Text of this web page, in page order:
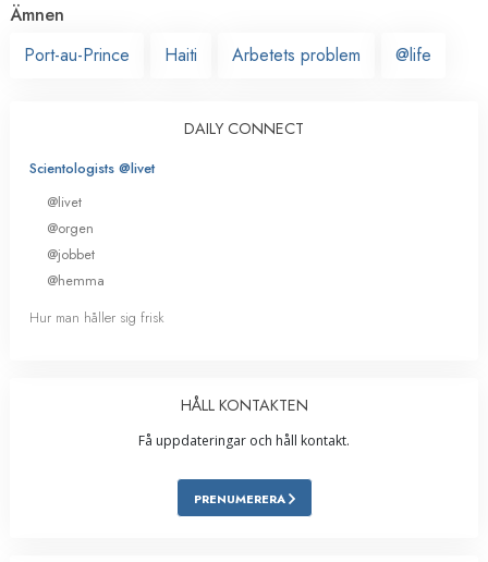
Ämnen
Port-au-Prince
Haiti Arbetets problem @life
DAILY CONNECT
Scientologists @livet
@livet
@orgen
@jobbet
@hemma
Hur man håller sig frisk
HÅLL KONTAKTEN
Få uppdateringar och håll kontakt.
PRENUMERERA